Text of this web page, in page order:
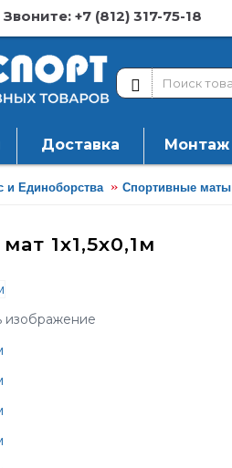
Звоните: +7 (812) 317-75-18
Доставка Монтаж
и Единоборства Спортивные маты
1х1,5х0,1м
изображение